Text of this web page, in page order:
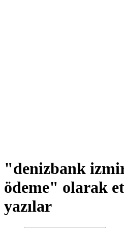
"denizbank
ödeme" olarak
yazılar